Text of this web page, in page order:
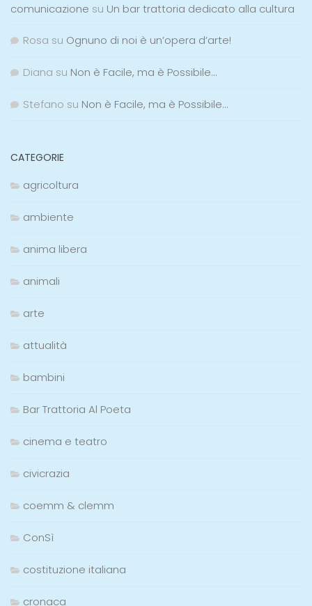
comunicazione su Un bar trattoria dedicato alla cultura
Rosa su Ognuno di noi è un’opera d’arte!
Diana su Non è Facile, ma è Possibile…
Stefano su Non è Facile, ma è Possibile…
CATEGORIE
agricoltura
ambiente
anima libera
animali
arte
attualità
bambini
Bar Trattoria Al Poeta
cinema e teatro
civicrazia
coemm & clemm
ConSì
costituzione italiana
cronaca